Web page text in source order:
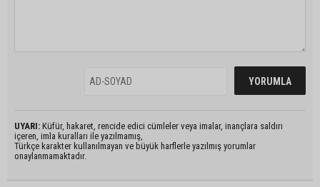
UYARI: Küfür, hakaret, rencide edici cümleler veya imalar, inançlara saldırı
içeren, imla kuralları ile yazılmamış,
Türkçe karakter kullanılmayan ve büyük harflerle yazılmış yorumlar
onaylanmamaktadır.